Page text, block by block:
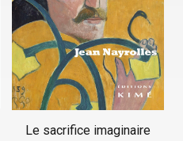
Le sacrifice imaginaire